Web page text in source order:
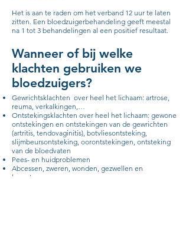
Het is aan te raden om het verband 12 uur te laten
zitten. Een bloedzuigerbehandeling geeft meestal
na 1 tot 3 behandelingen al een positief resultaat.
Wanneer of bij welke
klachten gebruiken we
bloedzuigers?
Gewrichtsklachten over heel het lichaam: artrose,
reuma, verkalkingen,…
Ontstekingsklachten over heel het lichaam: gewone
ontstekingen en ontstekingen van de gewrichten
(artritis, tendovaginitis), botvliesontsteking,
slijmbeursontsteking, oorontstekingen, ontsteking
van de bloedvaten
Pees- en huidproblemen
Abcessen, zweren, wonden, gezwellen en
hematomen